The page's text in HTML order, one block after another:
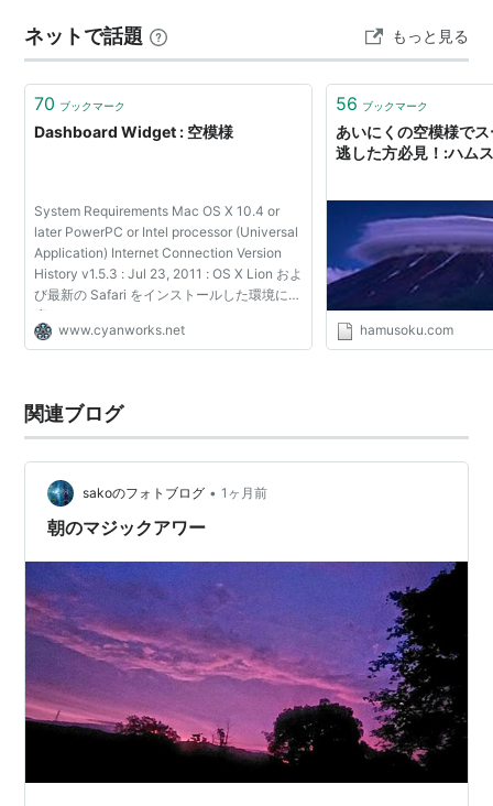
いけれど 蝶となった姿を愛でるのは嫌ではない。 でも防
虫剤を散布しなくちゃと決意する日々です。 12:22 きれ
いな…
ネットで話題 もっと見る
70 ブックマーク
Dashboard Widget : 空模様
System Requirements Mac OS X 10.4 or
later PowerPC or Intel processor (Universal
Application) Internet Connection Version
History v1.5.3 : Jul 23, 2011 : OS X Lion およ
び最新の Safari をインストールした環境に対
応しました。 Old Version v1.5.2 : Mar 24,
2011 : 週間天気予報の最低／最高気温が逆に
www.cyanworks.net
56 ブックマーク
あいにくの空模様で
逃した方必見！:ハム
hamusoku.com
関連ブログ
sakoのフォトブログ • 1ヶ月前
朝のマジックアワー